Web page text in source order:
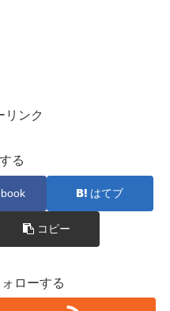
リンク
る
はてブ
コピー
ローする